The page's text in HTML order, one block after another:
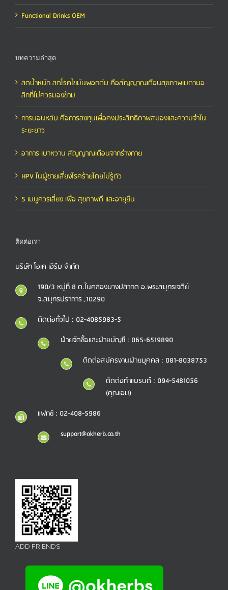
Functional Drinks OEM
บทความล่าสุด
ลดน้ำหนัก ลดโรคไขมันพอกตับ คือสัญญาณเตือนสุขภาพเมตาบอ
ลิกที่ไม่ควรมองข้าม
การนอนหลับ คือการลงทุนเพื่อคงประสิทธิภาพสมองและความจำใน
ระยะยาว
อาการ เบาหวาน สัญญาณเตือนจากร่างกาย
HPV ในผู้ชายเสี่ยงโรคร้ายโดยไม่รู้ตัว
5 เมนูควรเลี่ยง เพื่อ สุขภาพดี และอายุยืน
ติดต่อเรา
บริษัท โอเค เฮิร์บ จำกัด
190/3 หมู่ที่ 8 ต.ในคลองบางปลากด อ.พระสมุทรเจดีย์
จ.สมุทรปราการ ,10290
ติดต่อทั่วไป : 02-4085983-5
ฝ่ายจัดซื้อและฝ่ายบัญชี : 065-6519890
ติดต่อสมัครงานฝ่ายบุคคล : 081-8038753
ติดต่อทำแบรนด์ : 094-5481056
(คุณเอม)
แฟกซ์ : 02-408-5986
support@okherb.co.th
ADD FRIENDS